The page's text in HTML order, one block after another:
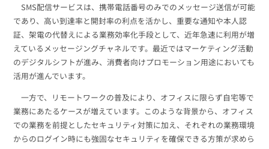
SMS配信サービスは、携帯電話番号のみでのメッセージ送信が可能
であり、高い到達率と開封率の利点を活かし、重要な通知や本人認
証、架電の代替えによる業務効率化手段として、近年急速に利用が増
えているメッセージングチャネルです。最近ではマーケティング活動
のデジタルシフトが進み、消費者向けプロモーション用途においても
活用が進んでいます。
一方で、リモートワークの普及により、オフィスに限らず自宅等で
業務にあたるケースが増えています。このような背景から、オフィス
での業務を前提としたセキュリティ対策に加え、それぞれの業務環境
からのログイン時にも強固なセキュリティを確保できる方策が求めら